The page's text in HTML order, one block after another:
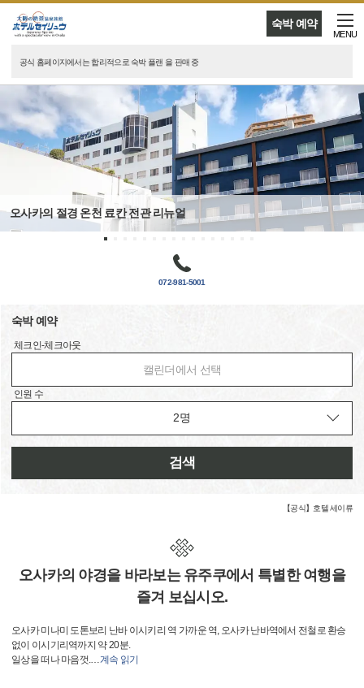
숙박 예약
MENU
공식 홈페이지에서는 합리적으로 숙박 플랜 을 판매 중
오사카의 절경 온천 료칸 전관 리뉴얼
072-981-5001
숙박 예약
체크인-체크아웃
캘린더에서 선택
인원 수
검색
【공식】호텔 세이류
오사카의 야경을 바라보는 유주쿠에서 특별한 여행을
즐겨 보십시오.
오사카 미나미 도톤보리 난바 이시키리 역 가까운 역, 오사카 난바역에서 전철로 환승
없이 이시기리역까지 약 20분.
일상을 떠나 마음껏.…계속 읽기